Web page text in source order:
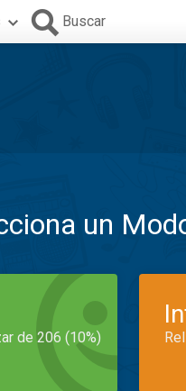
Buscar
un
de 206 (10%)